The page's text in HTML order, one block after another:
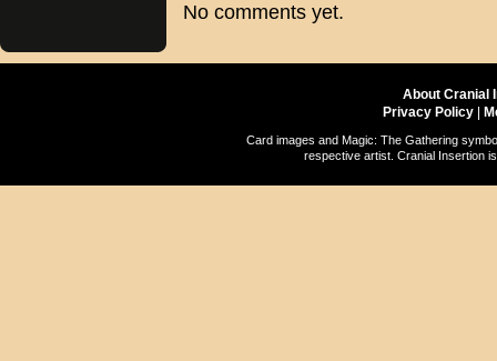
No comments yet.
About Cranial
Privacy Policy
Card images and Magic: The Gathering
respective artist. Cranial Insertion